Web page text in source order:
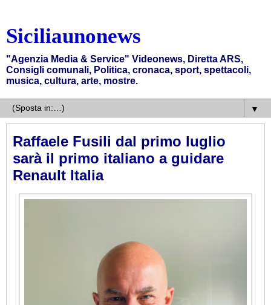
Siciliaunonews
"Agenzia Media & Service" Videonews, Diretta ARS,
Consigli comunali, Politica, cronaca, sport, spettacoli,
musica, cultura, arte, mostre.
▼
Raffaele Fusili dal primo luglio
sarà il primo italiano a guidare
Renault Italia